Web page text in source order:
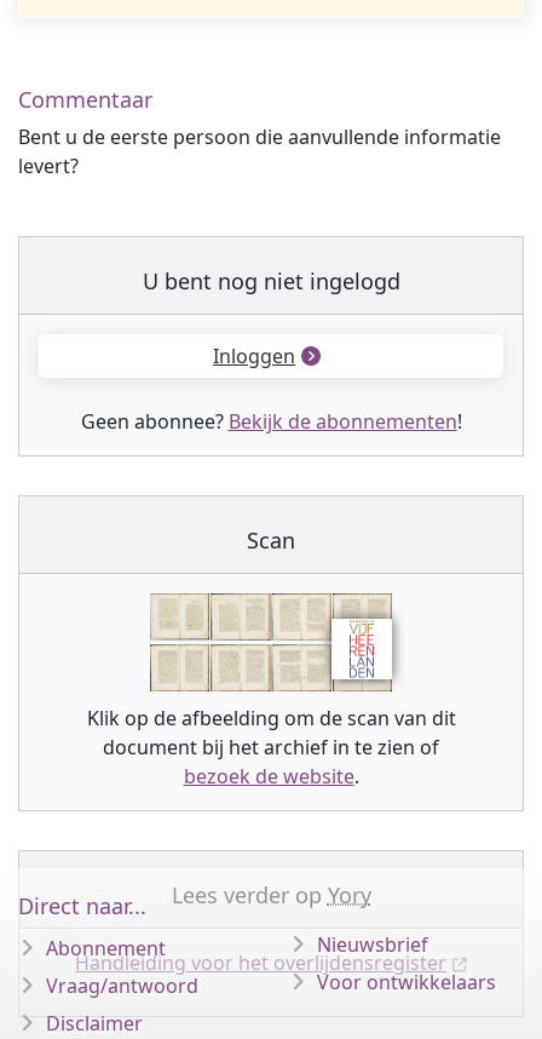
Commentaar
Bent u de eerste persoon die aanvullende informatie
levert?
U bent nog niet ingelogd
Inloggen
Geen abonnee? Bekijk de abonnementen!
Scan
Klik op de afbeelding om de scan van dit
document bij het archief in te zien of
bezoek de website.
Lees verder op Yory
Handleiding voor het overlijdensregister
Direct naar...
Abonnement
Vraag/antwoord
Disclaimer
Nieuwsbrief
Voor ontwikkelaars